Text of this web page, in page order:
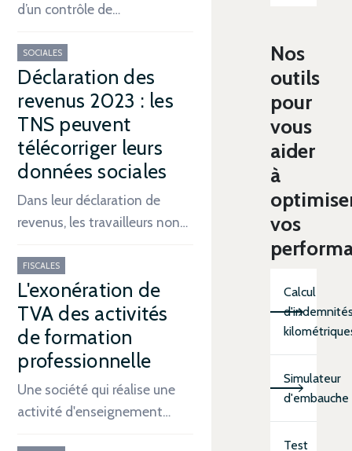
d’un contrôle de…
SOCIALES
Déclaration des
revenus 2023 : les
TNS peuvent
télécorriger leurs
données sociales
Dans leur déclaration de
revenus, les travailleurs non…
FISCALES
L'exonération de
TVA des activités
de formation
professionnelle
Une société qui réalise une
activité d'enseignement…
Nos
outils
pour
vous
aider
à
vos
Calcul
Simulateur
d'embauche
Test